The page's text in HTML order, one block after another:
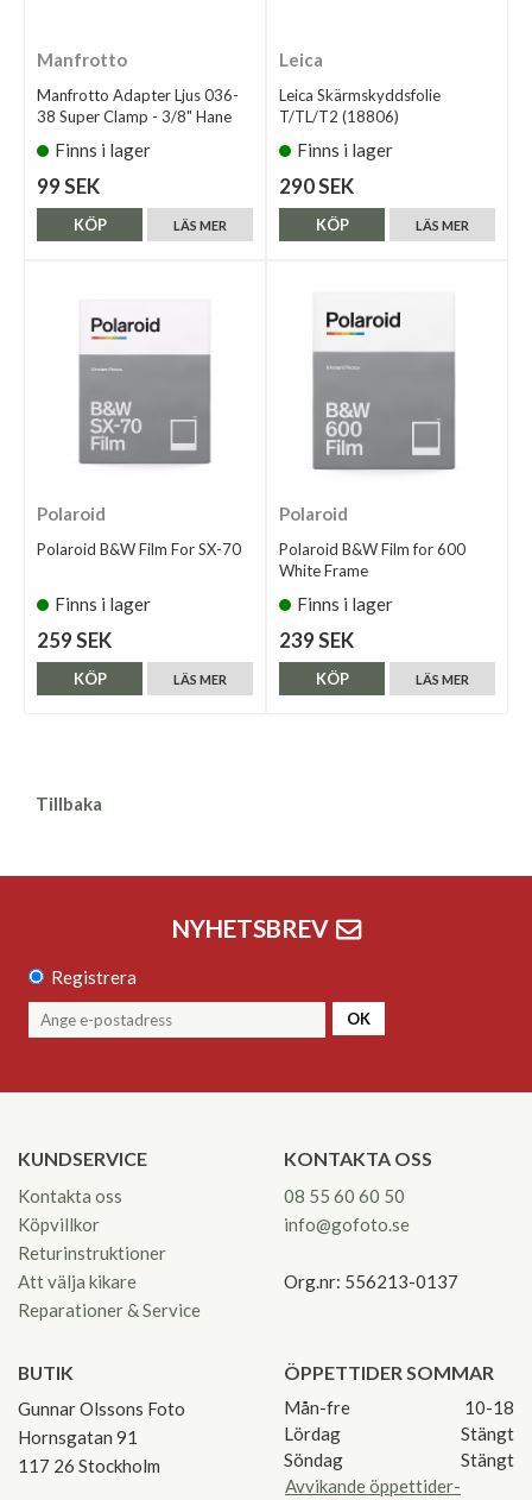
Manfrotto
Manfrotto Adapter Ljus 036-
38 Super Clamp - 3/8" Hane
Finns i lager
99 SEK
LÄS MER
KÖP
Leica
Leica Skärmskyddsfolie
T/TL/T2 (18806)
Finns i lager
290 SEK
LÄS MER
KÖP
Polaroid
Polaroid B&W Film For SX-70
Finns i lager
259 SEK
LÄS MER
KÖP
Polaroid
Polaroid B&W Film for 600
White Frame
Finns i lager
239 SEK
LÄS MER
KÖP
Tillbaka
NYHETSBREV
Registrera
OK
KUNDSERVICE
Kontakta oss
Köpvillkor
Returinstruktioner
Att välja kikare
Reparationer & Service
KONTAKTA OSS
08 55 60 60 50
info@gofoto.se
Org.nr: 556213-0137
BUTIK
Gunnar Olssons Foto
Hornsgatan 91
117 26 Stockholm
ÖPPETTIDER SOMMAR
Mån-fre
10-18
Lördag
Stängt
Söndag
Stängt
Avvikande öppettider-